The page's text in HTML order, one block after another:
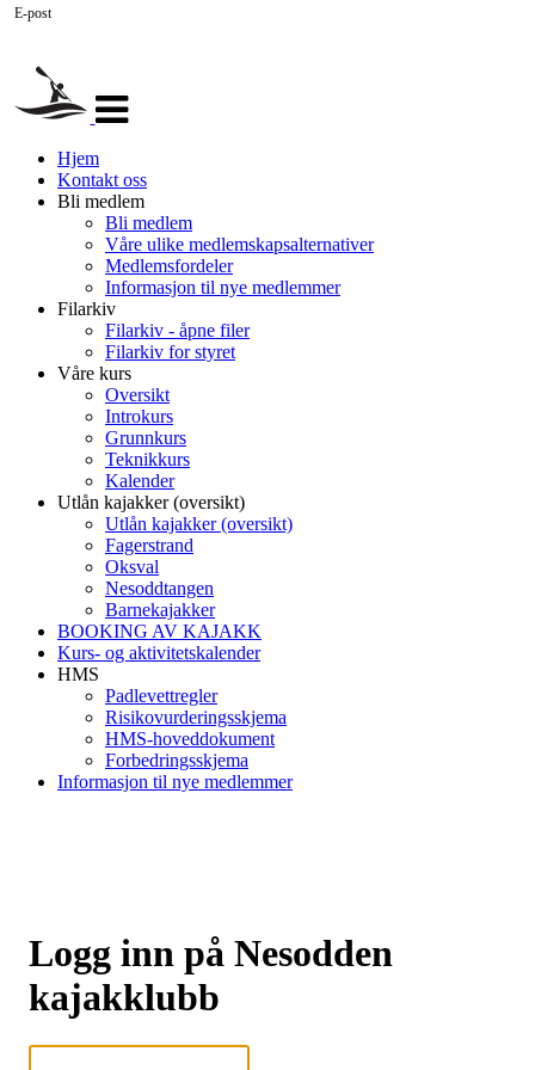
navigasjon
Hjem
Kontakt oss
Bli medlem
Bli medlem
Våre ulike medlemskapsalternativer
Medlemsfordeler
Informasjon til nye medlemmer
Filarkiv
Filarkiv - åpne filer
Filarkiv for styret
Våre kurs
Oversikt
Introkurs
Grunnkurs
Teknikkurs
Kalender
Utlån kajakker (oversikt)
Utlån kajakker (oversikt)
Fagerstrand
Oksval
Nesoddtangen
Barnekajakker
BOOKING AV KAJAKK
Kurs- og aktivitetskalender
HMS
Padlevettregler
Risikovurderingsskjema
HMS-hoveddokument
Forbedringsskjema
Informasjon til nye medlemmer
Logg inn på Nesodden
kajakklubb
E-post